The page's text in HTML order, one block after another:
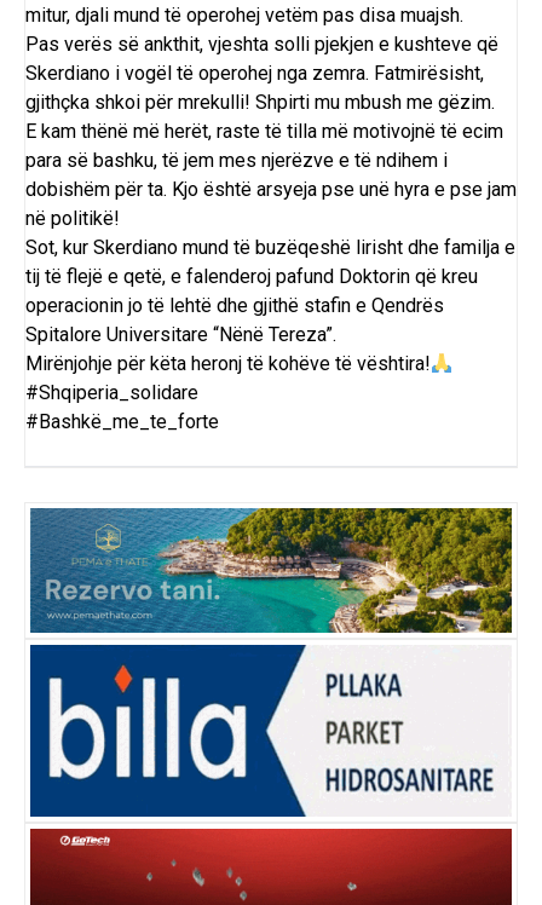
mitur, djali mund të operohej vetëm pas disa muajsh.
Pas verës së ankthit, vjeshta solli pjekjen e kushteve që
Skerdiano i vogël të operohej nga zemra. Fatmirësisht,
gjithçka shkoi për mrekulli! Shpirti mu mbush me gëzim.
E kam thënë më herët, raste të tilla më motivojnë të ecim
para së bashku, të jem mes njerëzve e të ndihem i
dobishëm për ta. Kjo është arsyeja pse unë hyra e pse jam
në politikë!
Sot, kur Skerdiano mund të buzëqeshë lirisht dhe familja e
tij të flejë e qetë, e falenderoj pafund Doktorin që kreu
operacionin jo të lehtë dhe gjithë stafin e Qendrës
Spitalore Universitare “Nënë Tereza”.
Mirënjohje për këta heronj të kohëve të vështira!
#Shqiperia_solidare
#Bashkë_me_te_forte